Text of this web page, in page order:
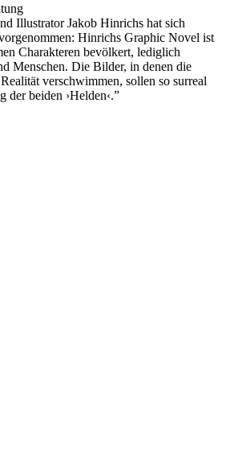
Illustrator Jakob Hinrichs hat sich
Hinrichs Graphic Novel ist
Charakteren bevölkert, lediglich
Menschen. Die Bilder, in denen die
verschwimmen, sollen so surreal
der beiden ›Helden‹.”